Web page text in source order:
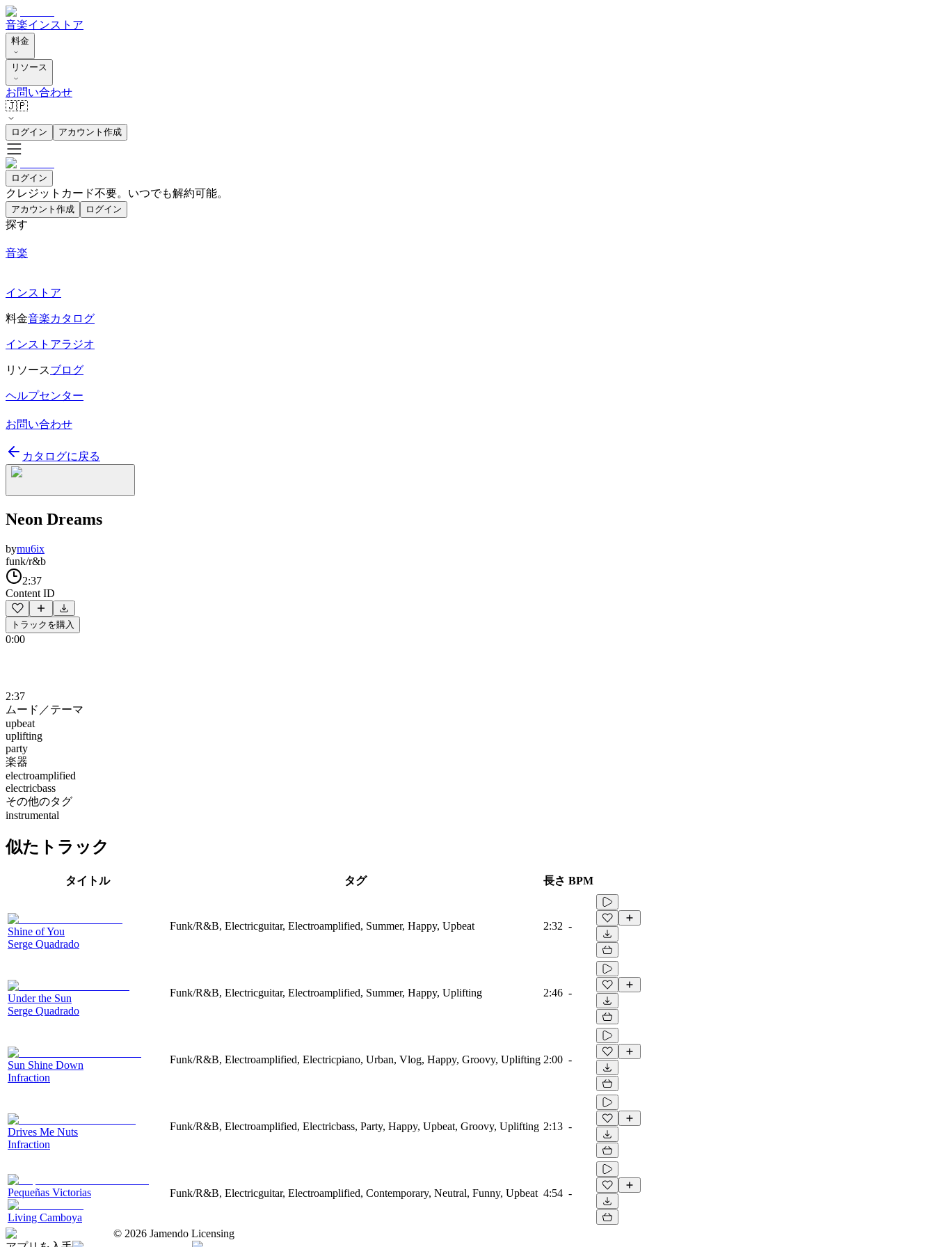
音楽インストア
料金
リソース
お問い合わせ
🇯🇵
ログイン アカウント作成
ログイン
クレジットカード不要。いつでも解約可能。
アカウント作成 ログイン
探す
音楽
インストア
料金音楽カタログ
インストアラジオ
リソースブログ
ヘルプセンター
お問い合わせ
カタログに戻る
Neon Dreams
bymu6ix
funk/r&b
2:37
Content ID
トラックを購入
0:00
2:37
ムード／テーマ
upbeat
uplifting
party
楽器
electroamplified
electricbass
その他のタグ
instrumental
似たトラック
タイトル タグ 長さ BPM
Shine of You
Serge Quadrado
Funk/R&B, Electricguitar, Electroamplified, Summer, Happy, Upbeat 2:32 -
Under the Sun
Serge Quadrado
Funk/R&B, Electricguitar, Electroamplified, Summer, Happy, Uplifting 2:46 -
Sun Shine Down
Infraction
Funk/R&B, Electroamplified, Electricpiano, Urban, Vlog, Happy, Groovy, Uplifting 2:00 -
Drives Me Nuts
Infraction
Funk/R&B, Electroamplified, Electricbass, Party, Happy, Upbeat, Groovy, Uplifting 2:13 -
Pequeñas Victorias
Living Camboya
Funk/R&B, Electricguitar, Electroamplified, Contemporary, Neutral, Funny, Upbeat 4:54 -
© 2026 Jamendo Licensing